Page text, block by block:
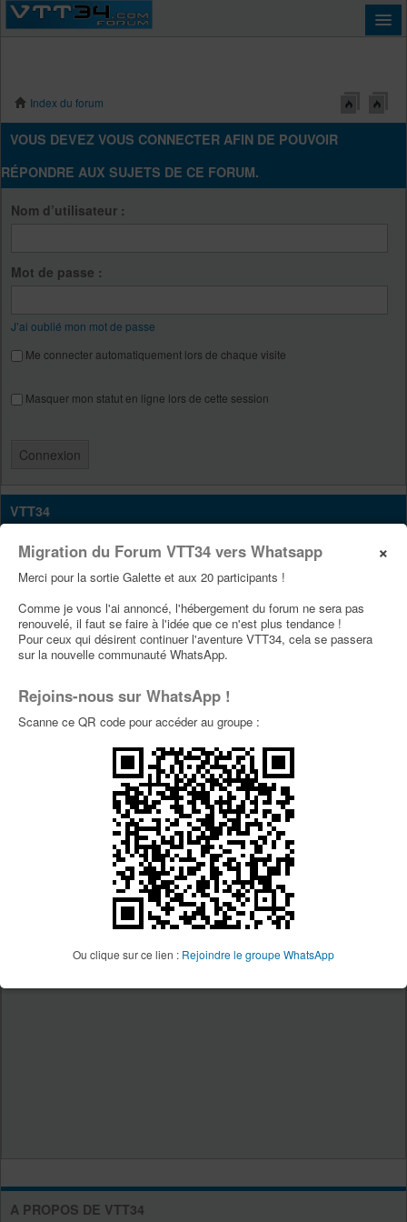
×
Migration du Forum VTT34 vers Whatsapp
Merci pour la sortie Galette et aux 20 participants !
Comme je vous l'ai annoncé, l'hébergement du forum ne sera pas
renouvelé, il faut se faire à l'idée que ce n'est plus tendance !
Pour ceux qui désirent continuer l'aventure VTT34, cela se passera
sur la nouvelle communauté WhatsApp.
Rejoins-nous sur WhatsApp !
Scanne ce QR code pour accéder au groupe :
Ou clique sur ce lien : Rejoindre le groupe WhatsApp
Index du forum
VOUS DEVEZ VOUS CONNECTER AFIN DE POUVOIR
RÉPONDRE AUX SUJETS DE CE FORUM.
Nom d’utilisateur :
Mot de passe :
J’ai oublié mon mot de passe
Me connecter automatiquement lors de chaque visite
Masquer mon statut en ligne lors de cette session
VTT34
Site Vtt34
Page Facebook Vtt34
PUBLICITÉS
A PROPOS DE VTT34